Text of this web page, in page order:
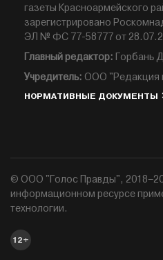
газеты Красноармейского
зарегистрировано
ЭЛ № ФС 77-58777 от
Главный редактор: Горбань
Учредитель: ООО "Редакция
НОРМАТИВНЫЕ ДОКУМЕНТЫ
© ООО "Голос Правды",
информационном ресурсе
технологии.
12+